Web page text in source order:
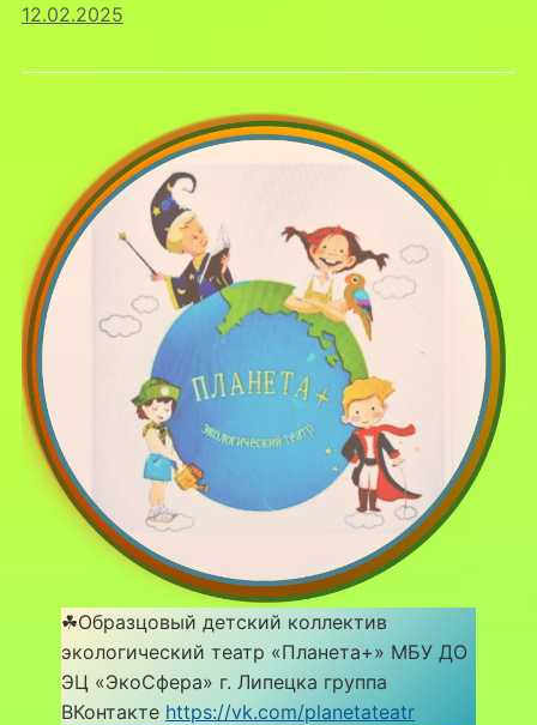
12.02.2025
☘Образцовый детский коллектив
экологический театр «Планета+» МБУ ДО
ЭЦ «ЭкоСфера» г. Липецка группа
ВКонтакте https://vk.com/planetateatr